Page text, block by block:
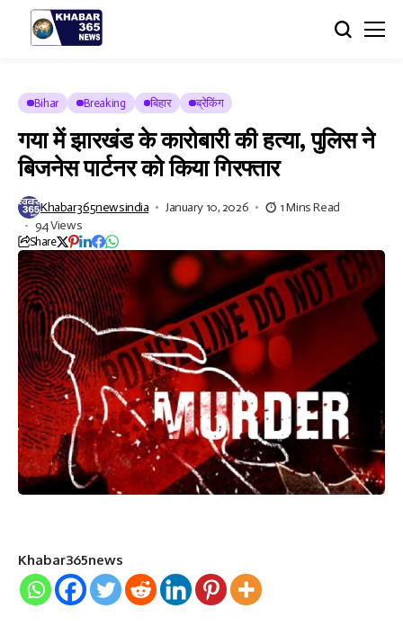
Bihar Breaking बिहार ब्रेकिंग
गया में झारखंड के कारोबारी की हत्या, पुलिस ने
बिजनेस पार्टनर को किया गिरफ्तार
Khabar365newsindia January 10, 2026
1 Mins Read
94 Views
Share
Khabar365news